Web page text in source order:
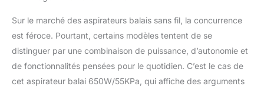
Sur le marché des aspirateurs balais sans fil, la concurrence
est féroce. Pourtant, certains modèles tentent de se
distinguer par une combinaison de puissance, d’autonomie et
de fonctionnalités pensées pour le quotidien. C’est le cas de
cet aspirateur balai 650W/55KPa, qui affiche des arguments